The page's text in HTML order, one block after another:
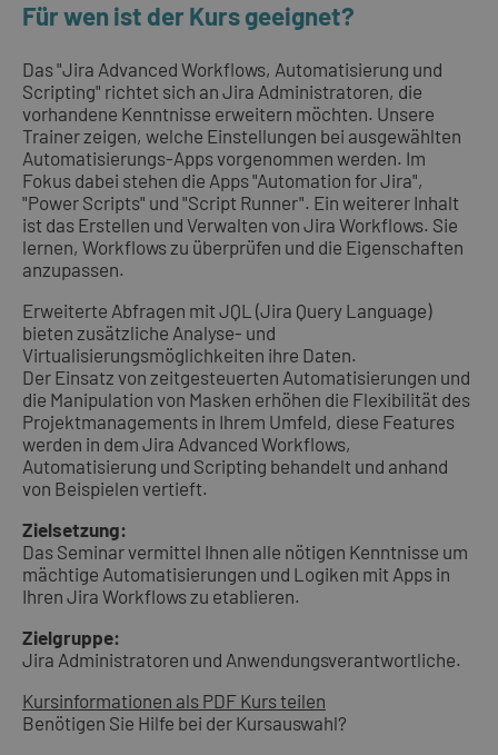
Für wen ist der Kurs geeignet?
Das "Jira Advanced Workflows, Automatisierung und
Scripting" richtet sich an Jira Administratoren, die
vorhandene Kenntnisse erweitern möchten. Unsere
Trainer zeigen, welche Einstellungen bei ausgewählten
Automatisierungs-Apps vorgenommen werden. Im
Fokus dabei stehen die Apps "Automation for Jira",
"Power Scripts" und "Script Runner". Ein weiterer Inhalt
ist das Erstellen und Verwalten von Jira Workflows. Sie
lernen, Workflows zu überprüfen und die Eigenschaften
anzupassen.
Erweiterte Abfragen mit JQL (Jira Query Language)
bieten zusätzliche Analyse- und
Virtualisierungsmöglichkeiten ihre Daten.
Der Einsatz von zeitgesteuerten Automatisierungen und
die Manipulation von Masken erhöhen die Flexibilität des
Projektmanagements in Ihrem Umfeld, diese Features
werden in dem Jira Advanced Workflows,
Automatisierung und Scripting behandelt und anhand
von Beispielen vertieft.
Zielsetzung:
Das Seminar vermittel Ihnen alle nötigen Kenntnisse um
mächtige Automatisierungen und Logiken mit Apps in
Ihren Jira Workflows zu etablieren.
Zielgruppe:
Jira Administratoren und Anwendungsverantwortliche.
Kursinformationen als PDF Kurs teilen
Benötigen Sie Hilfe bei der Kursauswahl?